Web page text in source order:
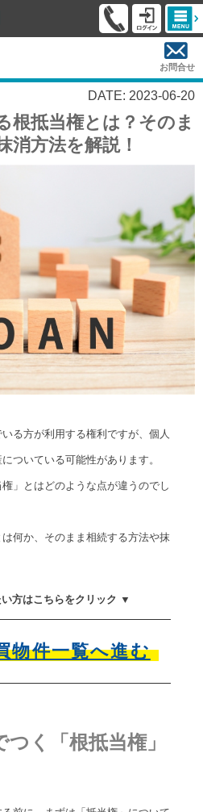
お問合せ
DATE: 2023-06-20
根抵当権とは？そのま
消方法を解説！
る方が利用する権利ですが、個人
ついている可能性があります。
」とはどのような点が違うのでし
何か、そのまま相続する方法や抹
方はこちらをクリック ▼
物件一覧へ進む
く「根抵当権」